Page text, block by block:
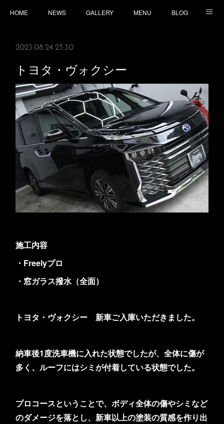
HOME NEWS GALLERY MENU BLOG
2023.08.24 23:30
トヨタ・ヴォクシー
施工内容
・Freelyプロ
・窓ガラス撥水（全面）
トヨタ・ヴォクシー 新車ご入庫いただきました。
納車後1度洗車機に入れた状態でしたが、全体に傷が
多く、ルーフにはシミが付着している状態でした。
プロコースということで、ボディ全体の傷やシミなど
のダメージを落とし、新車以上の塗装の質感を作り出